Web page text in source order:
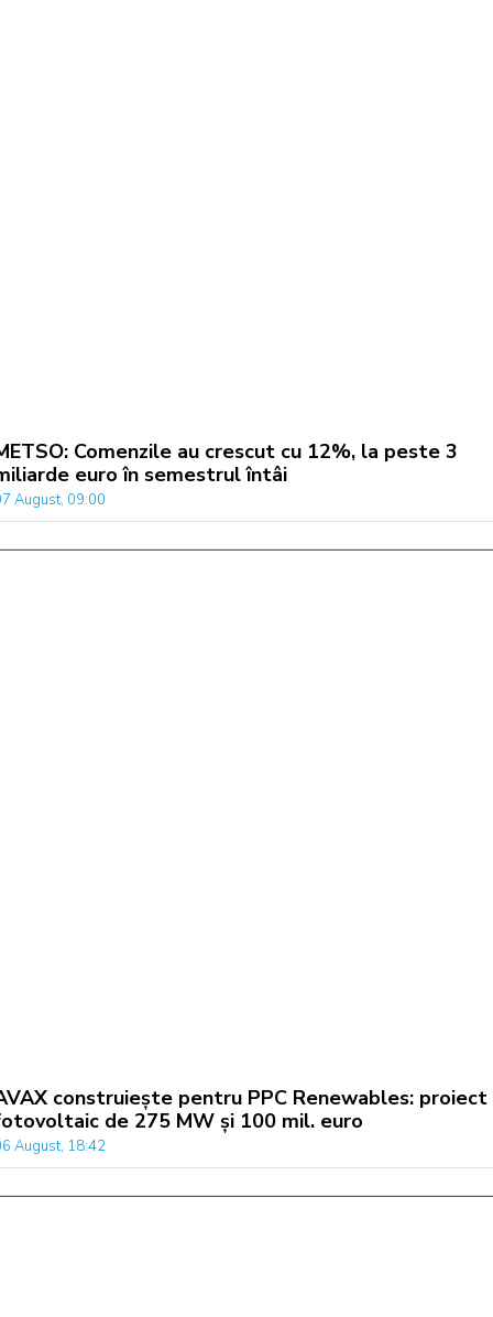
Comenzile au crescut cu 12%, la peste 3
euro în semestrul întâi
August, 09:00
construiește pentru PPC Renewables: proiect
de 275 MW și 100 mil. euro
August, 18:42